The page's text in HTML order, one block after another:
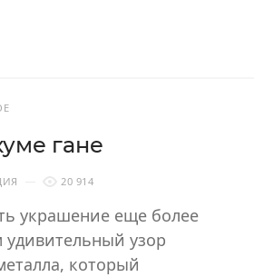
гане
20 914
украшение еще более
узор
который